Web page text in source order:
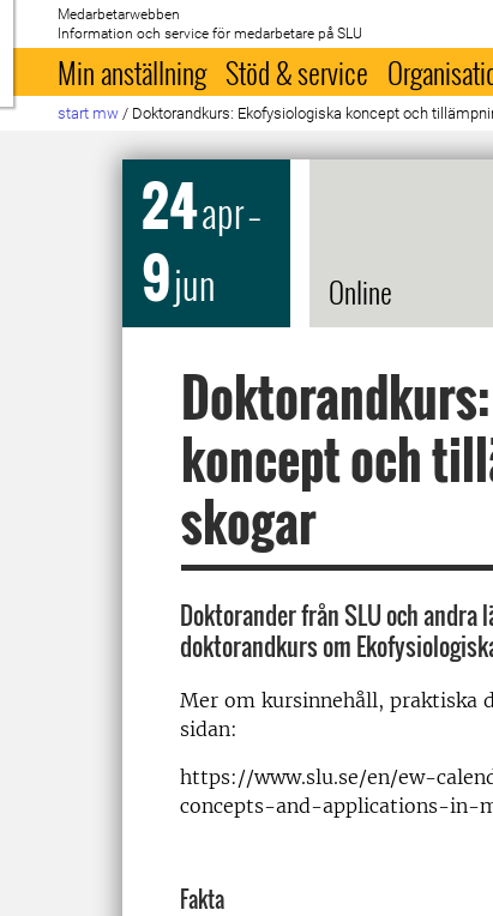
Till startsida
Medarbetarwebben
Information och service för medarbetare på SLU
Min anställning Stöd & service
start mw / Doktorandkurs: Ekofysiologiska koncept och
24apr–
9jun Online
koncept och
skogar
Doktorander från SLU och
doktorandkurs om
Mer om kursinnehåll, praktiska
sidan:
https://www.slu.se/en/ew-
concepts-and-applications-in-
Fakta